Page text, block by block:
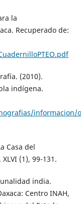
la
Recuperado de:
(2010).
indígena.
informacion/
Casa del
(1), 99-131.
india.
Centro INAH,